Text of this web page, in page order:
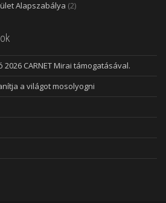
Alapszabálya (2)
CARNET Mirai támogatásával.
a világot mosolyogni